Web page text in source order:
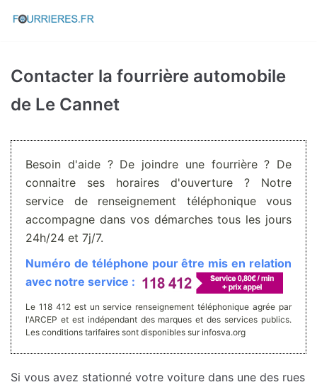
Aller
Contacter la fourrière automobile
de Le Cannet
Besoin d'aide ? De joindre une fourrière ? De
connaitre ses horaires d'ouverture ? Notre
service de renseignement téléphonique vous
accompagne dans vos démarches tous les jours
24h/24 et 7j/7.
Numéro de téléphone pour être mis en relation
avec notre service :
Le 118 412 est un service renseignement téléphonique agrée par
l'ARCEP et est indépendant des marques et des services publics.
Les conditions tarifaires sont disponibles sur infosva.org
Si vous avez stationné votre voiture dans une des rues